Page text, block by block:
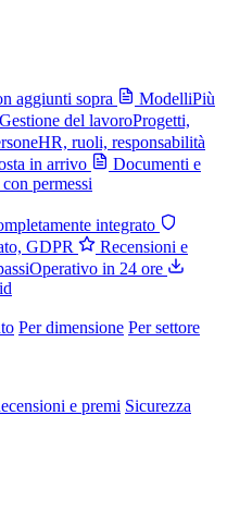
aggiunti sopra ModelliPiù
Gestione del lavoroProgetti,
HR, ruoli, responsabilità
in arrivo
Documenti e
permessi
integrato
GDPR
Recensioni e
Operativo in 24 ore
Per dimensione Per settore
e premi Sicurezza